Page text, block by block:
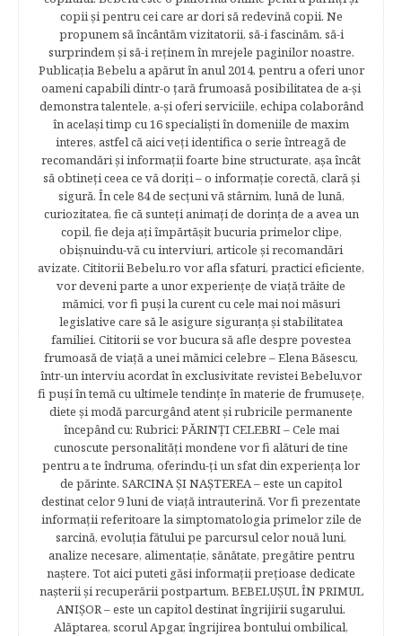
copii şi pentru cei care ar dori să redevină copii. Ne
propunem să încântăm vizitatorii, să-i fascinăm, să-i
surprindem şi să-i reţinem în mrejele paginilor noastre.​
Publicația Bebelu a apărut în anul 2014, pentru a oferi unor
oameni capabili dintr-o ţară frumoasă posibilitatea de a-şi
demonstra talentele, a-şi oferi serviciile, echipa colaborând
în acelaşi timp cu 16 specialişti în domeniile de maxim
interes, astfel că aici veţi identifica o serie întreagă de
recomandări şi informaţii foarte bine structurate, aşa încât
să obtineţi ceea ce vă doriţi – o informaţie corectă, clară şi
sigură. În cele 84 de secțuni vă stârnim, lună de lună,
curiozitatea, fie că sunteţi animaţi de dorinţa de a avea un
copil, fie deja aţi împărtăşit bucuria primelor clipe,
obişnuindu-vă cu interviuri, articole şi recomandări
avizate. Cititorii Bebelu.ro vor afla sfaturi, practici eficiente,
vor deveni parte a unor experienţe de viaţă trăite de
mămici, vor fi puşi la curent cu cele mai noi măsuri
legislative care să le asigure siguranţa şi stabilitatea
familiei. Cititorii se vor bucura să afle despre povestea
frumoasă de viață a unei mămici celebre – Elena Băsescu,
într-un interviu acordat în exclusivitate revistei Bebelu,vor
fi puşi în temă cu ultimele tendinţe în materie de frumuseţe,
diete şi modă parcurgând atent şi rubricile permanente
începând cu: Rubrici: PĂRINŢI CELEBRI – Cele mai
cunoscute personalităţi mondene vor fi alături de tine
pentru a te îndruma, oferindu-ţi un sfat din experienţa lor
de părinte. SARCINA ŞI NAŞTEREA – este un capitol
destinat celor 9 luni de viaţă intrauterină. Vor fi prezentate
informaţii referitoare la simptomatologia primelor zile de
sarcină, evoluţia fătului pe parcursul celor nouă luni,
analize necesare, alimentaţie, sănătate, pregătire pentru
naştere. Tot aici puteti găsi informaţii preţioase dedicate
naşterii şi recuperării postpartum. BEBELUŞUL ÎN PRIMUL
ANIŞOR – este un capitol destinat îngrijirii sugarului.
Alăptarea, scorul Apgar, îngrijirea bontului ombilical,